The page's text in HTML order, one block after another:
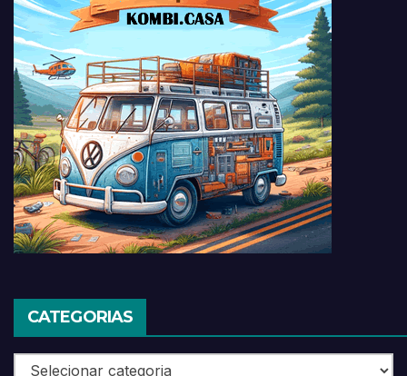
CATEGORIAS
Categorias